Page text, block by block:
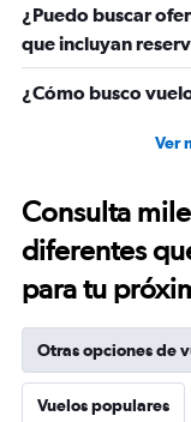
1800.
¿Puedo buscar
que incluyan
¿Cómo busco
Ver
Consulta
diferentes
para tu
Otras opciones de
Vuelos populares